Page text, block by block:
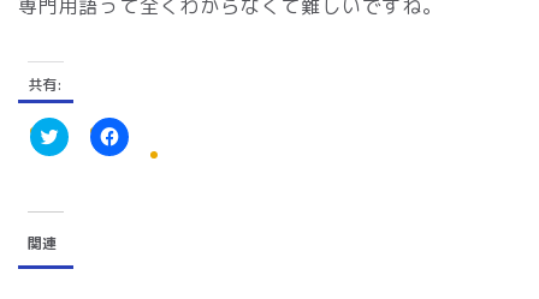
専門用語って全くわからなくて難しいですね。
共有:
ク
し
て
T
w
F
関連